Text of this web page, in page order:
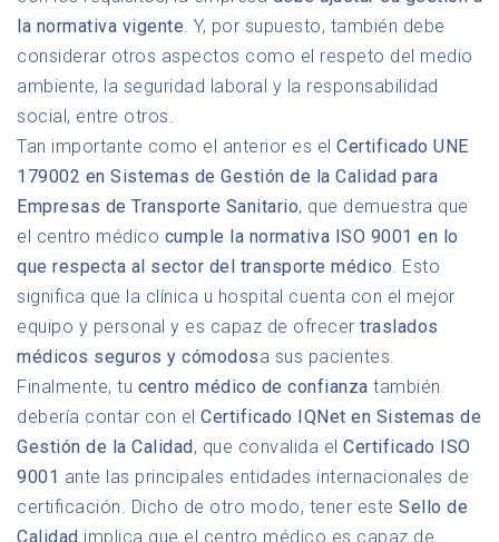
la normativa vigente. Y, por supuesto, también debe
considerar otros aspectos como el respeto del medio
ambiente, la seguridad laboral y la responsabilidad
social, entre otros.
Tan importante como el anterior es el Certificado UNE
179002 en Sistemas de Gestión de la Calidad para
Empresas de Transporte Sanitario, que demuestra que
el centro médico cumple la normativa ISO 9001 en lo
que respecta al sector del transporte médico. Esto
significa que la clínica u hospital cuenta con el mejor
equipo y personal y es capaz de ofrecer traslados
médicos seguros y cómodosa sus pacientes.
Finalmente, tu centro médico de confianza también
debería contar con el Certificado IQNet en Sistemas de
Gestión de la Calidad, que convalida el Certificado ISO
9001 ante las principales entidades internacionales de
certificación. Dicho de otro modo, tener este Sello de
Calidad implica que el centro médico es capaz de